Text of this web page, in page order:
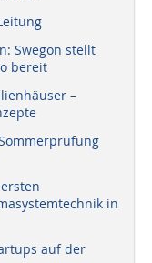
Swegon stellt
bereit
–
in
auf der